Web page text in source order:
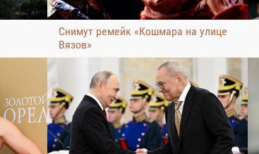
Снимут ремейк «Кошмара на улице
Вязов»